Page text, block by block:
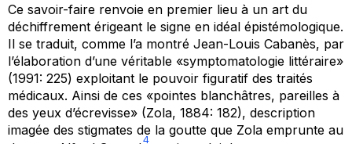
Ce savoir-faire renvoie en premier lieu à un art du
déchiffrement érigeant le signe en idéal épistémologique.
Il se traduit, comme l’a montré Jean-Louis Cabanès, par
l’élaboration d’une véritable «symptomatologie littéraire»
(1991: 225) exploitant le pouvoir figuratif des traités
médicaux. Ainsi de ces «pointes blanchâtres, pareilles à
des yeux d’écrevisse» (Zola, 1884: 182), description
imagée des stigmates de la goutte que Zola emprunte au
4